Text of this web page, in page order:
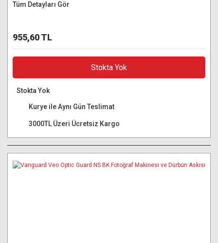
Tüm Detayları Gör
955,60 TL
Stokta Yok
Stokta Yok
Kurye ile Aynı Gün Teslimat
3000TL Üzeri Ücretsiz Kargo